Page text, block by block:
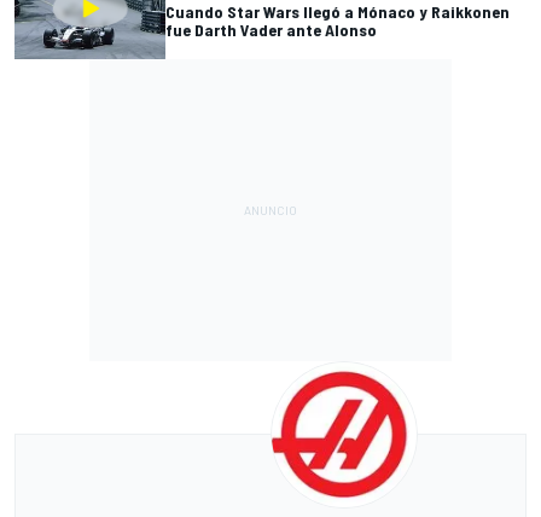
Cuando Star Wars llegó a Mónaco y Raikkonen
fue Darth Vader ante Alonso